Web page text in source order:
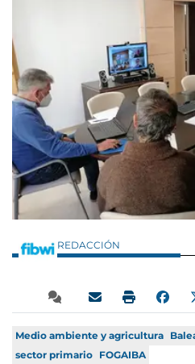
REDACCIÓN
Medio ambiente y agricultura
sector primario FOGAIBA